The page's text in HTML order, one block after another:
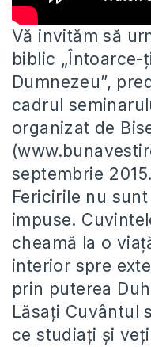
Vă invităm să
biblic „Întoarce-
Dumnezeu”,
cadrul
organizat de
septembrie 2015.
Fericirile nu
impuse.
cheamă la o
interior spre
prin puterea
Lăsați Cuvântul
ce studiați și